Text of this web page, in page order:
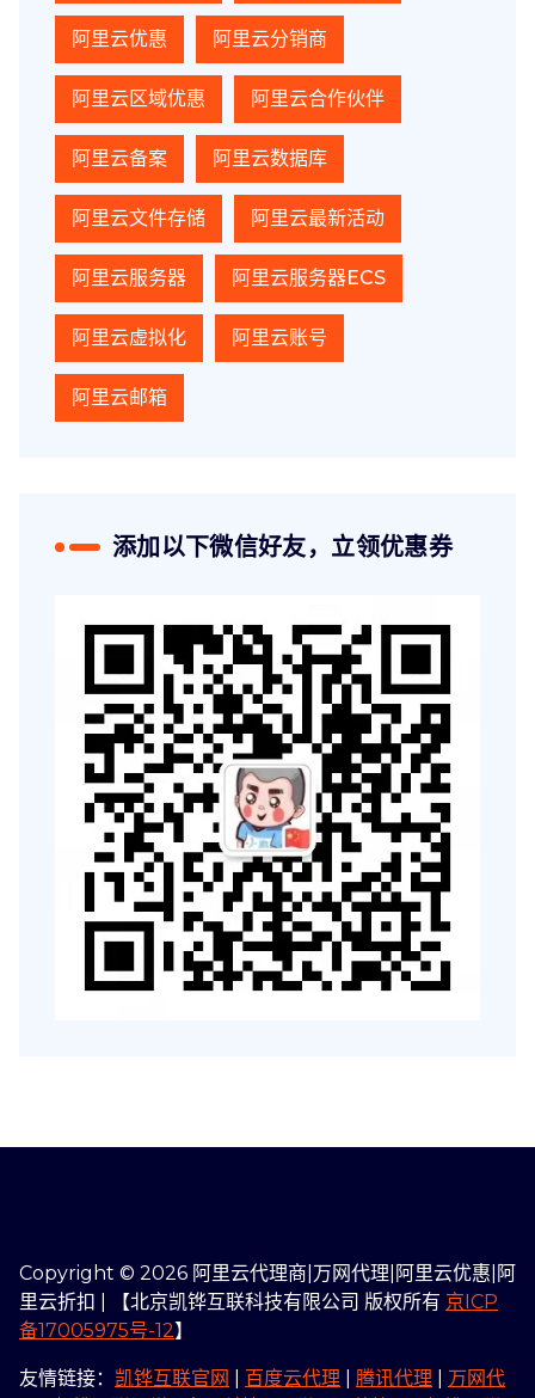
阿里云优惠 阿里云分销商
阿里云区域优惠 阿里云合作伙伴
阿里云备案 阿里云数据库
阿里云文件存储 阿里云最新活动
阿里云服务器 阿里云服务器ECS
阿里云虚拟化 阿里云账号
阿里云邮箱
添加以下微信好友，立领优惠券
Copyright © 2026 阿里云代理商|万网代理|阿里云优惠|阿
里云折扣 | 【北京凯铧互联科技有限公司 版权所有 京ICP
备17005975号-12】
友情链接： 凯铧互联官网 百度云代理 腾讯代理
万网代